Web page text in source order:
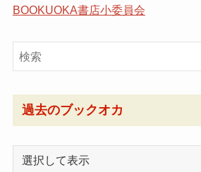
BOOKUOKA書店小委員会
過去のブックオカ